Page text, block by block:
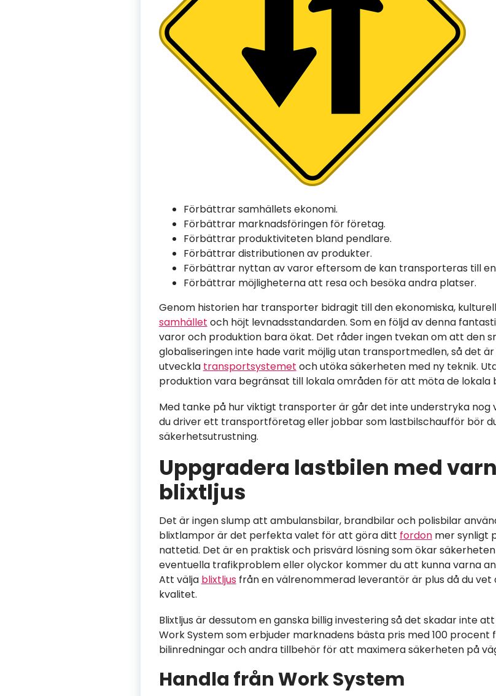
Förbättrar samhällets ekonomi.
Förbättrar marknadsföringen för företag.
Förbättrar produktiviteten bland pendlare.
Förbättrar distributionen av produkter.
Förbättrar nyttan av varor eftersom de kan transporteras till
Förbättrar möjligheterna att resa och besöka andra platser.
Genom historien har transporter bidragit till den ekonomiska,
samhället och höjt levnadsstandarden. Som en följd av denna
varor och produktion bara ökat. Det råder ingen tvekan om att den
globaliseringen inte hade varit möjlig utan transportmedlen, så det
utveckla transportsystemet och utöka säkerheten med ny teknik.
produktion vara begränsat till lokala områden för att möta de lokala
Med tanke på hur viktigt transporter är går det inte understryka nog
du driver ett transportföretag eller jobbar som lastbilschaufför bör
säkerhetsutrustning.
Uppgradera lastbilen med
blixtljus
Det är ingen slump att ambulansbilar, brandbilar och polisbilar
blixtlampor är det perfekta valet för att göra ditt fordonmer synligt
nattetid. Det är en praktisk och prisvärd lösning som ökar
eventuella trafikproblem eller olyckor kommer du att kunna varna
Att välja blixtljusfrån en välrenommerad leverantör är plus då du
kvalitet.
Blixtljus är dessutom en ganska billig investering så det skadar inte
Work System som erbjuder marknadens bästa pris med 100 procent
bilinredningar och andra tillbehör för att maximera säkerheten på
Handla från Work System